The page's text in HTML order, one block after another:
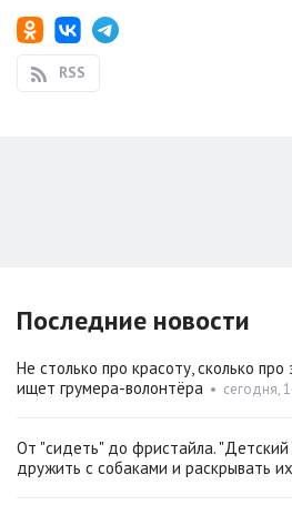
RSS
Последние новости
Не столько про красоту, сколько
ищет грумера-волонтёра • сегодня,
От "сидеть" до фристайла.
дружить с собаками и раскрывать